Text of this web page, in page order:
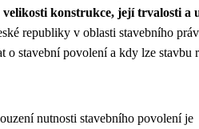
velikosti konstrukce, její trvalosti a
republiky v oblasti stavebního
o stavební povolení a kdy lze stavbu
nutnosti stavebního povolení je